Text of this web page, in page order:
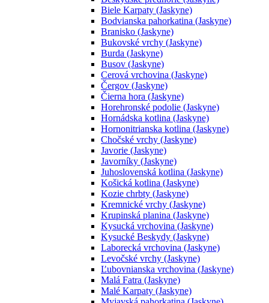
Biele Karpaty (Jaskyne)
Bodvianska pahorkatina (Jaskyne)
Branisko (Jaskyne)
Bukovské vrchy (Jaskyne)
Burda (Jaskyne)
Busov (Jaskyne)
Cerová vrchovina (Jaskyne)
Čergov (Jaskyne)
Čierna hora (Jaskyne)
Horehronské podolie (Jaskyne)
Hornádska kotlina (Jaskyne)
Hornonitrianska kotlina (Jaskyne)
Chočské vrchy (Jaskyne)
Javorie (Jaskyne)
Javorníky (Jaskyne)
Juhoslovenská kotlina (Jaskyne)
Košická kotlina (Jaskyne)
Kozie chrbty (Jaskyne)
Kremnické vrchy (Jaskyne)
Krupinská planina (Jaskyne)
Kysucká vrchovina (Jaskyne)
Kysucké Beskydy (Jaskyne)
Laborecká vrchovina (Jaskyne)
Levočské vrchy (Jaskyne)
Ľubovnianska vrchovina (Jaskyne)
Malá Fatra (Jaskyne)
Malé Karpaty (Jaskyne)